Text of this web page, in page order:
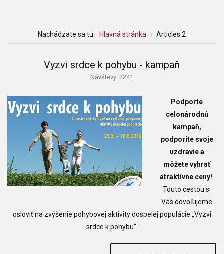
Nachádzate sa tu: Hlavná stránka Articles 2
Vyzvi srdce k pohybu - kampaň
Návštevy: 2241
Podporte
celonárodnú
kampaň,
podporíte svoje
uzdravie a
môžete vyhrať
atraktívne ceny!
Touto cestou si
Vás dovoľujeme
osloviť na zvýšenie pohybovej aktivity dospelej populácie „Vyzvi
srdce k pohybu“.